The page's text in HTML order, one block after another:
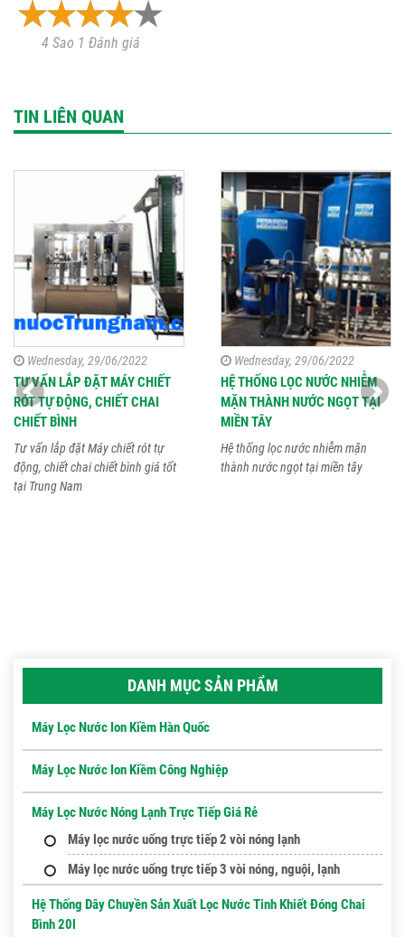
4 Sao 1 Đánh giá
TIN LIÊN QUAN
Wednesday, 29/06/2022
TƯ VẤN LẮP ĐẶT MÁY CHIẾT
RÓT TỰ ĐỘNG, CHIẾT CHAI
CHIẾT BÌNH
Tư vấn lắp đặt Máy chiết rót tự
động, chiết chai chiết bình giá tốt
tại Trung Nam
Wednesday, 29/06/2022
HỆ THỐNG LỌC NƯỚC NHIỄM
MẶN THÀNH NƯỚC NGỌT TẠI
MIỀN TÂY
Hệ thống lọc nước nhiễm mặn
thành nước ngọt tại miền tây
DANH MỤC SẢN PHẨM
Máy Lọc Nước Ion Kiềm Hàn Quốc
Máy Lọc Nước Ion Kiềm Công Nghiệp
Máy Lọc Nước Nóng Lạnh Trực Tiếp Giá Rẻ
Máy lọc nước uống trực tiếp 2 vòi nóng lạnh
Máy lọc nước uống trực tiếp 3 vòi nóng, nguội, lạnh
Hệ Thống Dây Chuyền Sản Xuất Lọc Nước Tinh Khiết Đóng Chai
Bình 20l